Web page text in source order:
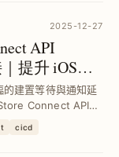
2025-12-27
API
提升 iOS
率與通知流
建置等待與通知延
Connect API
具，打造零等待成本
cicd